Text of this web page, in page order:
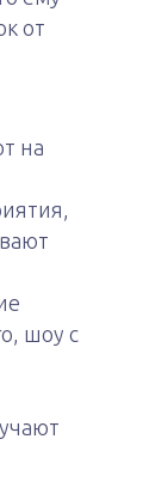
от
на
шоу с